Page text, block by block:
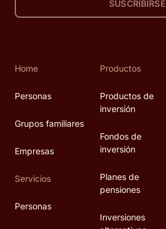
SUSCRIBIRSE
Home
Personas
Grupos familiares
Empresas
Servicios
Personas
Productos
Productos de
inversión
Fondos de
inversión
Planes de
pensiones
Inversiones